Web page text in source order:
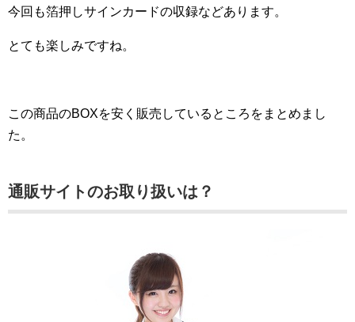
今回も箔押しサインカードの収録などあります。
とても楽しみですね。
この商品のBOXを安く販売しているところをまとめまし
た。
通販サイトのお取り扱いは？